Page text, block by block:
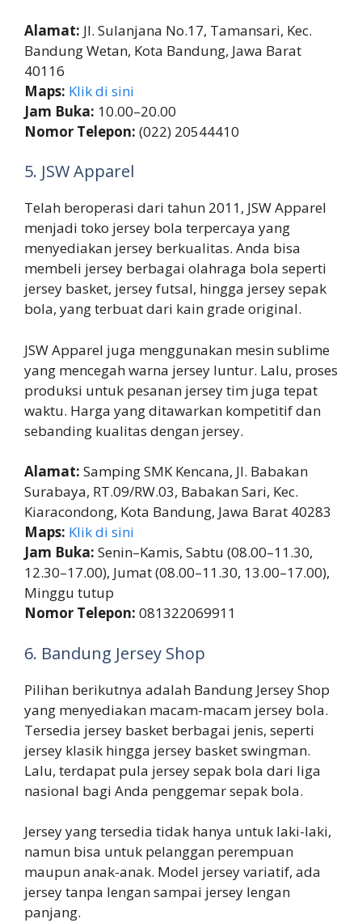
Alamat: Jl. Sulanjana No.17, Tamansari, Kec.
Bandung Wetan, Kota Bandung, Jawa Barat
40116
Maps: Klik di sini
Jam Buka: 10.00–20.00
Nomor Telepon: (022) 20544410
5. JSW Apparel
Telah beroperasi dari tahun 2011, JSW Apparel
menjadi toko jersey bola terpercaya yang
menyediakan jersey berkualitas. Anda bisa
membeli jersey berbagai olahraga bola seperti
jersey basket, jersey futsal, hingga jersey sepak
bola, yang terbuat dari kain grade original.
JSW Apparel juga menggunakan mesin sublime
yang mencegah warna jersey luntur. Lalu, proses
produksi untuk pesanan jersey tim juga tepat
waktu. Harga yang ditawarkan kompetitif dan
sebanding kualitas dengan jersey.
Alamat: Samping SMK Kencana, Jl. Babakan
Surabaya, RT.09/RW.03, Babakan Sari, Kec.
Kiaracondong, Kota Bandung, Jawa Barat 40283
Maps: Klik di sini
Jam Buka: Senin–Kamis, Sabtu (08.00–11.30,
12.30–17.00), Jumat (08.00–11.30, 13.00–17.00),
Minggu tutup
Nomor Telepon: 081322069911
6. Bandung Jersey Shop
Pilihan berikutnya adalah Bandung Jersey Shop
yang menyediakan macam-macam jersey bola.
Tersedia jersey basket berbagai jenis, seperti
jersey klasik hingga jersey basket swingman.
Lalu, terdapat pula jersey sepak bola dari liga
nasional bagi Anda penggemar sepak bola.
Jersey yang tersedia tidak hanya untuk laki-laki,
namun bisa untuk pelanggan perempuan
maupun anak-anak. Model jersey variatif, ada
jersey tanpa lengan sampai jersey lengan
panjang.